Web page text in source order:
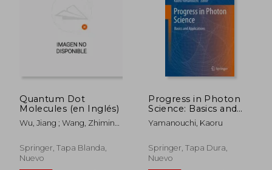
Quantum Dot
Molecules (en Inglés)
Wu, Jiang ; Wang, Zhiming
Springer, Tapa Blanda,
Nuevo
Progress in Photon
Science: Basics and
Applications (en
Inglés)
Yamanouchi, Kaoru
Springer, Tapa Dura,
Nuevo